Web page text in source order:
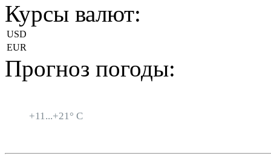
Курсы валют:
USD
EUR
Прогноз погоды:
+11...+21° C